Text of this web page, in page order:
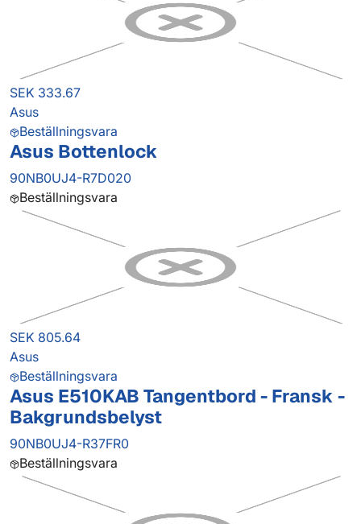
SEK 333.67
Asus
Beställningsvara
Asus Bottenlock
90NB0UJ4-R7D020
Beställningsvara
SEK 805.64
Asus
Beställningsvara
Asus E510KAB Tangentbord - Fransk -
Bakgrundsbelyst
90NB0UJ4-R37FR0
Beställningsvara